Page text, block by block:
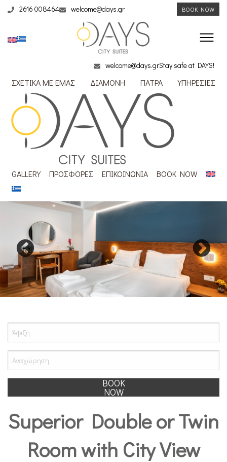
2616 008464 welcome@days.gr BOOK NOW
welcome@days.grStay safe at DAYS!
ΣΧΕΤΙΚΑ ΜΕ ΕΜΑΣ ΔΙΑΜΟΝΗ ΠΑΤΡΑ ΥΠΗΡΕΣΙΕΣ
GALLERY ΠΡΟΣΦΟΡΕΣ ΕΠΙΚΟΙΝΩΝΙΑ BOOK NOW
BOOK
NOW
Superior Double or Twin
Room with City View